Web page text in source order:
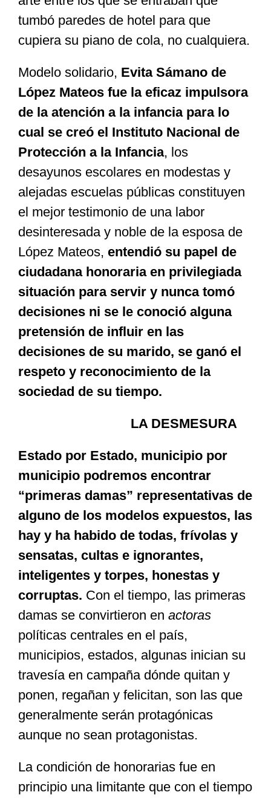
tumbó paredes de hotel para que
cupiera su piano de cola, no cualquiera.
Modelo solidario, Evita Sámano de
López Mateos fue la eficaz impulsora
de la atención a la infancia para lo
cual se creó el Instituto Nacional de
Protección a la Infancia, los
desayunos escolares en modestas y
alejadas escuelas públicas constituyen
el mejor testimonio de una labor
desinteresada y noble de la esposa de
López Mateos, entendió su papel de
ciudadana honoraria en privilegiada
situación para servir y nunca tomó
decisiones ni se le conoció alguna
pretensión de influir en las
decisiones de su marido, se ganó el
respeto y reconocimiento de la
sociedad de su tiempo.
LA DESMESURA
Estado por Estado, municipio por
municipio podremos encontrar
“primeras damas” representativas de
alguno de los modelos expuestos, las
hay y ha habido de todas, frívolas y
sensatas, cultas e ignorantes,
inteligentes y torpes, honestas y
corruptas. Con el tiempo, las primeras
damas se convirtieron en actoras
políticas centrales en el país,
municipios, estados, algunas inician su
travesía en campaña dónde quitan y
ponen, regañan y felicitan, son las que
generalmente serán protagónicas
aunque no sean protagonistas.
La condición de honorarias fue en
principio una limitante que con el tiempo